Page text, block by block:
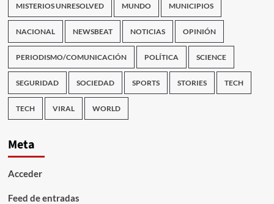
MISTERIOS UNRESOLVED MUNDO MUNICIPIOS
NACIONAL NEWSBEAT NOTICIAS OPINIÓN
PERIODISMO/COMUNICACIÓN POLÍTICA SCIENCE
SEGURIDAD SOCIEDAD SPORTS STORIES TECH
TECH VIRAL WORLD
Meta
Acceder
Feed de entradas